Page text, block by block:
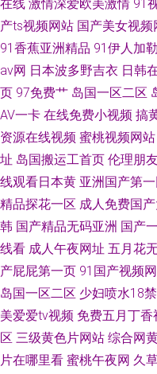
在线 激情深爱欧美激情 91
产ts视频网站 国产美女视频
91香蕉亚洲精品 91伊人加
av网 日本波多野吉衣 日韩
页 97免费艹 岛国一区二区
AV一卡 在线免费小视频 搞
资源在线视频 蜜桃视频网站
址 岛国搬运工首页 伦理朋
线观看日本黄 亚洲国产第
精品探花一区 成人免费国
韩 国产精品无码亚洲 国产
线看 成人午夜网址 五月花
产屁屁第一页 91国产视频网
岛国一区二区 少妇喷水18禁
美爱爱tv视频 免费五月丁香
区 三级黄色片网站 综合网
片在哪里看 蜜桃午夜网 久